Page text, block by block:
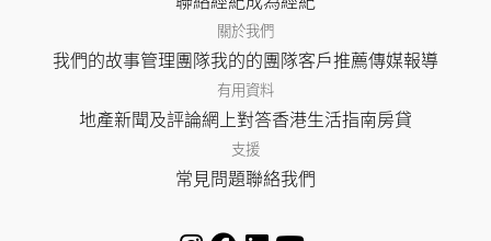
關於我們
我們的故事管理團隊我的的團隊客戶推薦傳媒報導
有用資料
地產新聞及評論網上對答香港生活指南房貸
支援
常見問題聯絡我們